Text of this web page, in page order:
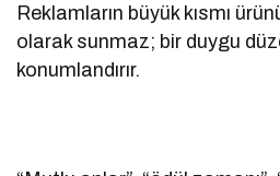
Reklamların büyük kısmı
olarak sunmaz; bir duygu
konumlandırır.